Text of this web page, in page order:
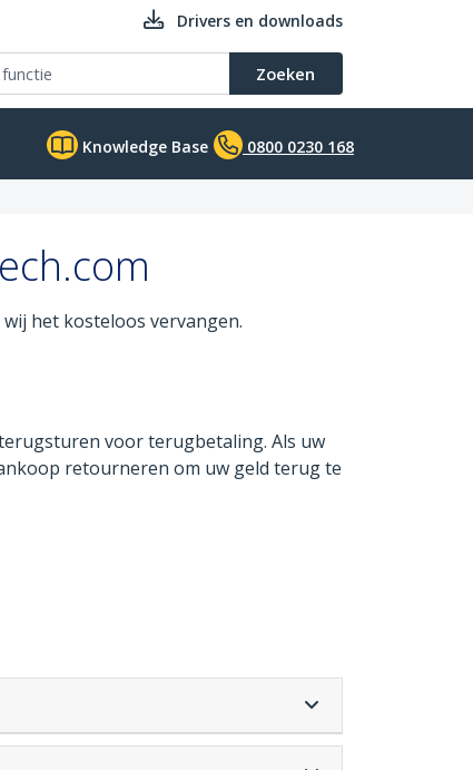
Drivers en downloads
Zoeken
Knowledge Base 0800 0230 168
wij het kosteloos vervangen.
voor terugbetaling. Als uw
retourneren om uw geld terug te